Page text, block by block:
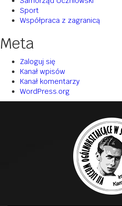
Sport
Współpraca z zagranicą
Meta
Zaloguj się
Kanał wpisów
Kanał komentarzy
WordPress.org